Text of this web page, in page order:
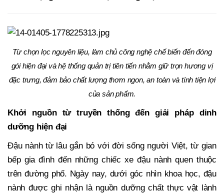
Từ chọn lọc nguyên liệu, làm chủ công nghệ chế biến đến đóng
gói hiện đại và hệ thống quản trị tiên tiến nhằm giữ trọn hương vị
đặc trưng, đảm bảo chất lượng thơm ngon, an toàn và tính tiện lợi
của sản phẩm.
Khởi nguồn từ truyền thống đến giải pháp dinh
dưỡng hiện đại
Đậu nành từ lâu gắn bó với đời sống người Việt, từ gian
bếp gia đình đến những chiếc xe đậu nành quen thuộc
trên đường phố. Ngày nay, dưới góc nhìn khoa học, đậu
nành được ghi nhận là nguồn dưỡng chất thực vật lành